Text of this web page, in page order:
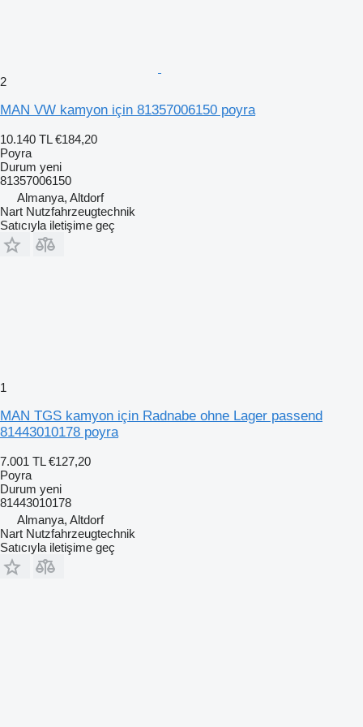
2
MAN VW kamyon için 81357006150 poyra
10.140 TL €184,20
Poyra
Durum yeni
81357006150
Almanya, Altdorf
Nart Nutzfahrzeugtechnik
Satıcıyla iletişime geç
1
MAN TGS kamyon için Radnabe ohne Lager passend
81443010178 poyra
7.001 TL €127,20
Poyra
Durum yeni
81443010178
Almanya, Altdorf
Nart Nutzfahrzeugtechnik
Satıcıyla iletişime geç